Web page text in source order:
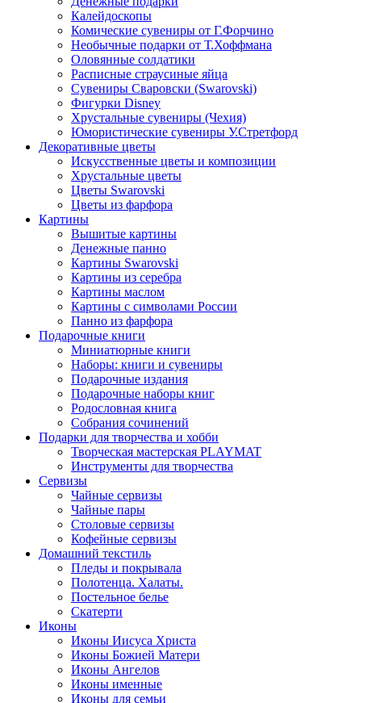
Калейдоскопы
Комические сувениры от Г.Форчино
Необычные подарки от Т.Хоффмана
Оловянные солдатики
Расписные страусиные яйца
Сувениры Сваровски (Swarovski)
Фигурки Disney
Хрустальные сувениры (Чехия)
Юмористические сувениры У.Стретфорд
Декоративные цветы
Искусственные цветы и композиции
Хрустальные цветы
Цветы Swarovski
Цветы из фарфора
Картины
Вышитые картины
Денежные панно
Картины Swarovski
Картины из серебра
Картины маслом
Картины с символами России
Панно из фарфора
Подарочные книги
Миниатюрные книги
Наборы: книги и сувениры
Подарочные издания
Подарочные наборы книг
Родословная книга
Собрания сочинений
Подарки для творчества и хобби
Творческая мастерская PLAYMAT
Инструменты для творчества
Cервизы
Чайные сервизы
Чайные пары
Столовые сервизы
Кофейные сервизы
Домашний текстиль
Пледы и покрывала
Полотенца. Халаты.
Постельное белье
Скатерти
Иконы
Иконы Иисуса Христа
Иконы Божией Матери
Иконы Ангелов
Иконы именные
Иконы для семьи